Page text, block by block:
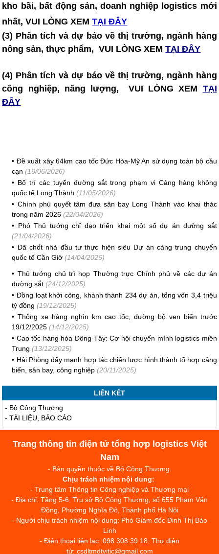
kho bãi, bất động sản, doanh nghiệp logistics mới
nhất, VUI LÒNG XEM TẠI ĐÂY
(3) Phân tích và dự báo về thị trường, ngành hàng
nông sản, thực phẩm, VUI LÒNG XEMTẠI ĐÂY
(4) Phân tích và dự báo về thị trường, ngành hàng
công nghiệp, năng lượng, VUI LÒNG XEM TẠI
ĐÂY
• Đề xuất xây 64km cao tốc Đức Hòa-Mỹ An sử dụng toàn bộ cầu
cạn (16/06/2026)
• Bố trí các tuyến đường sắt trong phạm vi Cảng hàng không
quốc tế Long Thành (11/05/2026)
• Chính phủ quyết tâm đưa sân bay Long Thành vào khai thác
trong năm 2026 (22/04/2026)
• Phó Thủ tướng chỉ đạo triển khai một số dự án đường sắt
(21/04/2026)
• Đã chốt nhà đầu tư thực hiện siêu Dự án cảng trung chuyển
quốc tế Cần Giờ (14/04/2026)
• Thủ tướng chủ trì họp Thường trực Chính phủ về các dự án
đường sắt (24/12/2025)
•Đồng loạt khởi công, khánh thành 234 dự án, tổng vốn 3,4 triệu
tỷ đồng (19/12/2025)
•Thông xe hàng nghìn km cao tốc, đường bộ ven biển trước
19/12/2025 (14/12/2025)
• Cao tốc hàng hóa Đông-Tây: Cơ hội chuyển mình logistics miền
Trung (13/12/2025)
• Hải Phòng đẩy mạnh hợp tác chiến lược hình thành tổ hợp cảng
biển, sân bay, công nghiệp (20/11/2025)
LIÊN KẾT
- Bộ Công Thương
-TÀI LIỆU, BÁO CÁO
Trang thông tin điện tử tổng hợp logistics Việt
Nam
- Bản quyền thuộc về Bộ Công Thương.
Chịu trách nhiệm nội dung:
- Trung tâm Thông tin Công nghiệp và Thương mại
- Địa chỉ: Tầng 5-6, Trụ sở Bộ Công Thương, số 655 Phạm Văn
Đồng, Phường Nghĩa Đô, Thành phố Hà Nội
- Người chịu trách nhiệm nội dung: Phó Giám đốc Đinh Thị Bảo
Linh
- Điện thoại liên lạc: 098 308 39 18; Thư điện
tử: csdltmdtvitic@gmail.com